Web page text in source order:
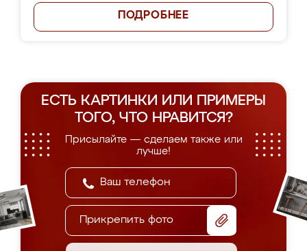
ПОДРОБНЕЕ
ЕСТЬ КАРТИНКИ ИЛИ ПРИМЕРЫ
ТОГО, ЧТО НРАВИТСЯ?
Присылайте — сделаем также или
лучше!
Прикрепить фото